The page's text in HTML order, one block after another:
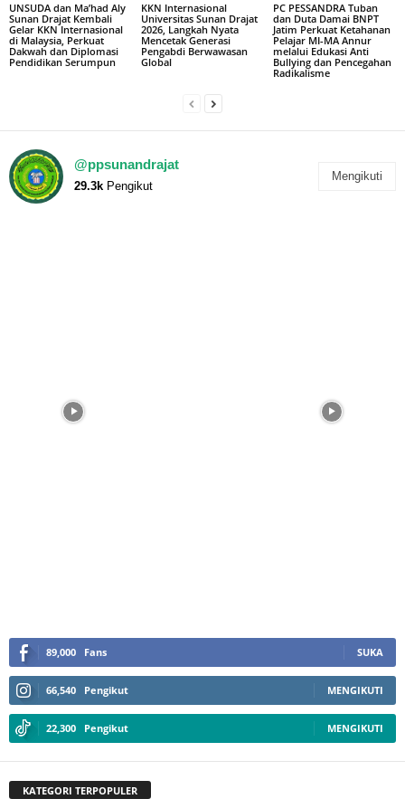
UNSUDA dan Ma’had Aly
Sunan Drajat Kembali
Gelar KKN Internasional
di Malaysia, Perkuat
Dakwah dan Diplomasi
Pendidikan Serumpun
KKN Internasional
Universitas Sunan Drajat
2026, Langkah Nyata
Mencetak Generasi
Pengabdi Berwawasan
Global
PC PESSANDRA Tuban
dan Duta Damai BNPT
Jatim Perkuat Ketahanan
Pelajar MI-MA Annur
melalui Edukasi Anti
Bullying dan Pencegahan
Radikalisme
@ppsunandrajat
29.3k Pengikut
Mengikuti
89,000 Fans SUKA
66,540 Pengikut MENGIKUTI
22,300 Pengikut MENGIKUTI
KATEGORI TERPOPULER